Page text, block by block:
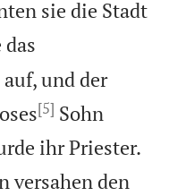
sie die Stadt
und der
[5] Sohn
ihr Priester.
versahen den